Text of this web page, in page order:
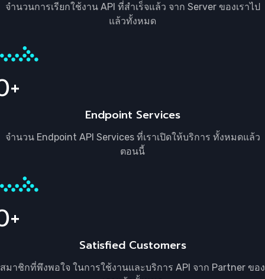
จำนวนการเรียกใช้งาน API ที่สำเร็จแล้ว จาก Server ของเราไป
แล้วทั้งหมด
Endpoint Services
จำนวน Endpoint API Services ที่เราเปิดให้บริการ ทั้งหมดแล้ว
ตอนนี้
Satisfied Customers
สมาชิกที่พึงพอใจ ในการใช้งานและบริการ API จาก Partner ของ